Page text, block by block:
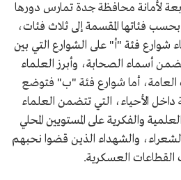
لأمانة محافظة جدة تمارس دورها
فئاتها المقسمة إلى ثلاث فئات،
فئة "أ" على الشوارع التي بين
أسماء الصحابة، وأبرز العلماء
العامة، أما شوارع فئة "ب" فتوضع
داخل الأحياء، التي تتضمن العلماء
والفكرية على المستويين المحلي
والشعراء، والشهداء الذين قضوا نحبهم
القطاعات العسكرية.